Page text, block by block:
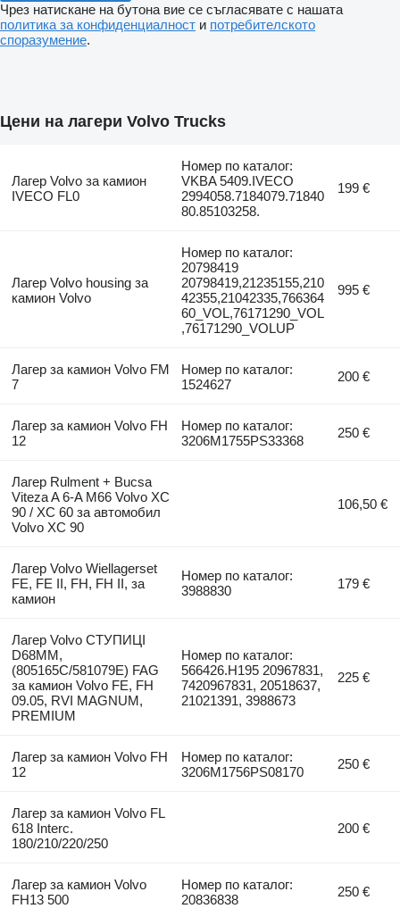
Чрез натискане на бутона вие се съгласявате с нашата
политика за конфиденциалност и потребителското
споразумение.
Цени на лагери Volvo Trucks
Лагер Volvo за камион
IVECO FL0
Номер по каталог:
VKBA 5409.IVECO
2994058.7184079.71840
80.85103258.
199 €
Лагер Volvo housing за
камион Volvo
Номер по каталог:
20798419
20798419,21235155,210
42355,21042335,766364
60_VOL,76171290_VOL
,76171290_VOLUP
995 €
Лагер за камион Volvo FM
7
Номер по каталог:
1524627
200 €
Лагер за камион Volvo FH
12
Номер по каталог:
3206M1755PS33368
250 €
Лагер Rulment + Bucsa
Viteza A 6-A M66 Volvo XC
90 / XC 60 за автомобил
Volvo XC 90
106,50 €
Лагер Volvo Wiellagerset
FE, FE II, FH, FH II, за
камион
Номер по каталог:
3988830
179 €
Лагер Volvo СТУПИЦІ
D68MM,
(805165C/581079E) FAG
за камион Volvo FE, FH
09.05, RVI MAGNUM,
PREMIUM
Номер по каталог:
566426.H195 20967831,
7420967831, 20518637,
21021391, 3988673
225 €
Лагер за камион Volvo FH
12
Номер по каталог:
3206M1756PS08170
250 €
Лагер за камион Volvo FL
618 Interc.
180/210/220/250
200 €
Лагер за камион Volvo
FH13 500
Номер по каталог:
20836838
250 €